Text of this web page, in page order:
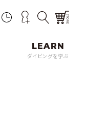
ダイビングを学ぶ